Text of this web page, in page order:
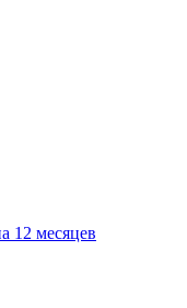
12 месяцев